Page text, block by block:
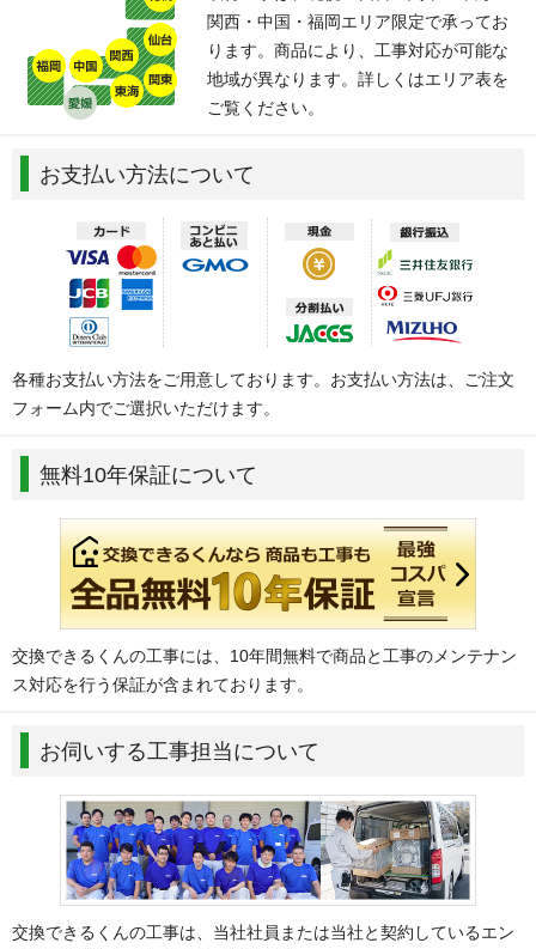
関西・中国・福岡エリア限定で承ってお
ります。商品により、工事対応が可能な
地域が異なります。詳しくはエリア表を
ご覧ください。
お支払い方法について
各種お支払い方法をご用意しております。お支払い方法は、ご注文
フォーム内でご選択いただけます。
無料10年保証について
交換できるくんの工事には、10年間無料で商品と工事のメンテナン
ス対応を行う保証が含まれております。
お伺いする工事担当について
交換できるくんの工事は、当社社員または当社と契約しているエン